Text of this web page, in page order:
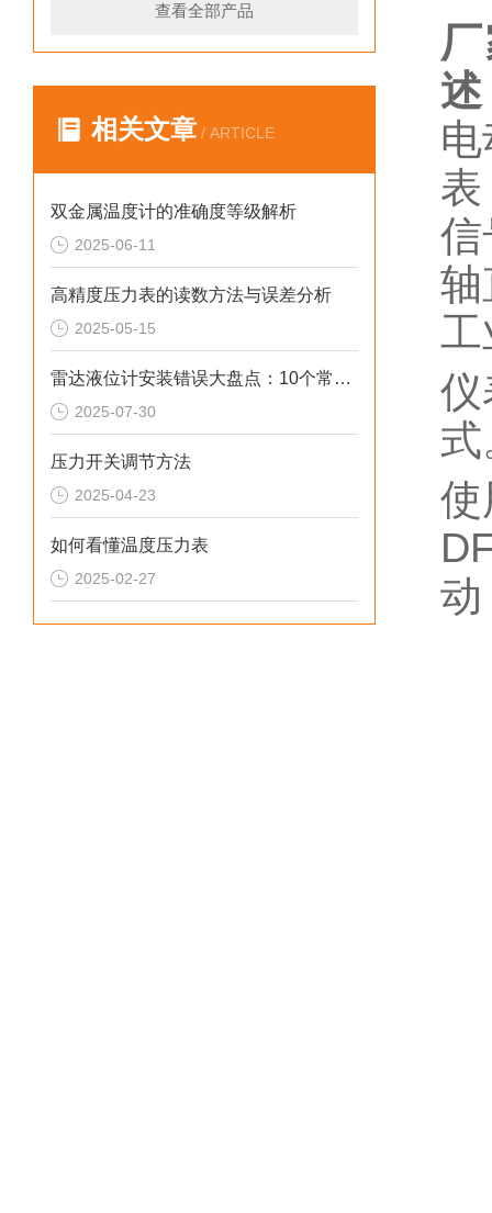
查看全部产品
相关文章 / ARTICLE
双金属温度计的准确度等级解析
2025-06-11
高精度压力表的读数方法与误差分析
2025-05-15
雷达液位计安装错误大盘点：10个常见问题影响测量精度
2025-07-30
压力开关调节方法
2025-04-23
如何看懂温度压力表
2025-02-27
述
信
轴
工
仪
式
使
动